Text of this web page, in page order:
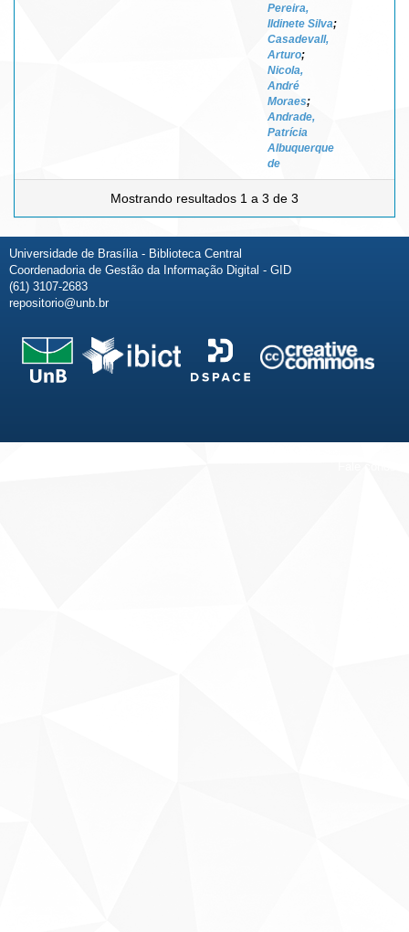
Pereira,
Ildinete Silva;
Casadevall,
Arturo;
Nicola,
André
Moraes;
Andrade,
Patrícia
Albuquerque
de
Mostrando resultados 1 a 3 de 3
Universidade de Brasília - Biblioteca Central
Coordenadoria de Gestão da Informação Digital - GID
(61) 3107-2683
repositorio@unb.br